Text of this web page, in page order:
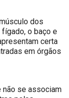
dos
o baço e
certa
em órgãos
não se associam